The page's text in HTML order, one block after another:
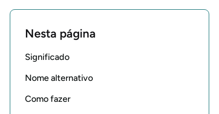
Nesta página
Significado
Nome alternativo
Como fazer